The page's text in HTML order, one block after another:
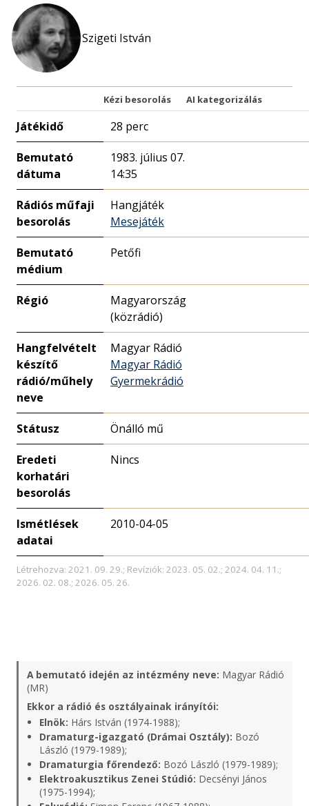
Szigeti István
Kézi besorolás AI kategorizálás
Játékidő 28 perc
Bemutató
dátuma
1983. július 07.
14:35
Rádiós műfaji
besorolás
Hangjáték
Mesejáték
Bemutató
médium
Petőfi
Régió
Magyarország
(közrádió)
Hangfelvételt
készítő
rádió/műhely
neve
Magyar Rádió
Magyar Rádió
Gyermekrádió
Státusz Önálló mű
Eredeti
korhatári
besorolás
Nincs
Ismétlések
adatai
2010-04-05
Létrehozva: 2021. 09. 29.; Revíziók: 2023. 05. 02.; 2024. 04. 11.;
2026. 02. 08.; 2026. 05. 26.
A bemutató idején az intézmény neve: Magyar Rádió
(MR)
Ekkor a rádió és osztályainak irányítói:
Elnök: Hárs István (1974-1988);
Dramaturg-igazgató (Drámai Osztály): Bozó
László (1979-1989);
Dramaturgia főrendező: Bozó László (1979-1989);
Elektroakusztikus Zenei Stúdió: Decsényi János
(1975-1994);